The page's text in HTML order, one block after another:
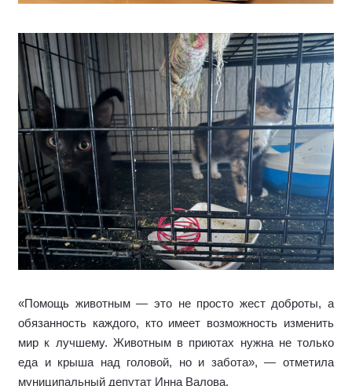
«Помощь животным — это не просто жест доброты, а
обязанность каждого, кто имеет возможность изменить
мир к лучшему. Животным в приютах нужна не только
еда и крыша над головой, но и забота», — отметила
муниципальный депутат Инна Валова.